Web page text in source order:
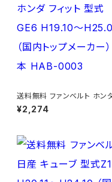
送料無料 ファンベルト ホン
ィット 型式GE6 H19.10～
09 （国内トップメーカー） 1
¥2,274